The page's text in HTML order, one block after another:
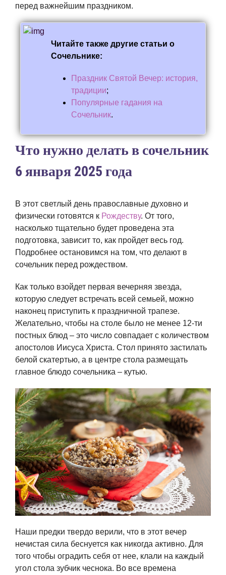
перед важнейшим праздником.
Читайте также другие статьи о
Сочельнике:
Праздник Святой Вечер: история,
традиции;
Популярные гадания на
Сочельник.
Что нужно делать в сочельник
6 января 2025 года
В этот светлый день православные духовно и
физически готовятся к Рождеству. От того,
насколько тщательно будет проведена эта
подготовка, зависит то, как пройдет весь год.
Подробнее остановимся на том, что делают в
сочельник перед рождеством.
Как только взойдет первая вечерняя звезда,
которую следует встречать всей семьей, можно
наконец приступить к праздничной трапезе.
Желательно, чтобы на столе было не менее 12-ти
постных блюд – это число совпадает с количеством
апостолов Иисуса Христа. Стол принято застилать
белой скатертью, а в центре стола размещать
главное блюдо сочельника – кутью.
Наши предки твердо верили, что в этот вечер
нечистая сила беснуется как никогда активно. Для
того чтобы оградить себя от нее, клали на каждый
угол стола зубчик чеснока. Во все времена